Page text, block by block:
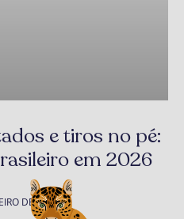
e tiros no pé:
em 2026
DE 2026